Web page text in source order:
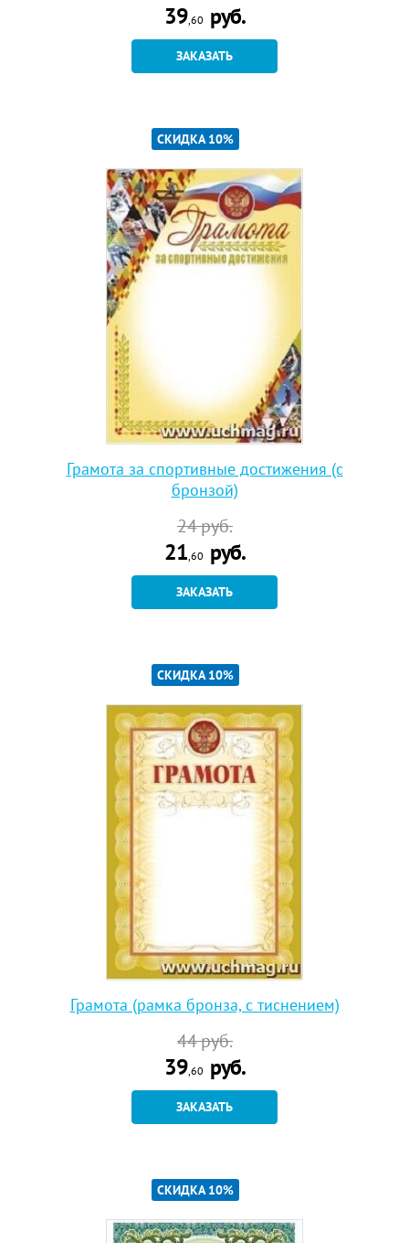
39,60 руб.
ЗАКАЗАТЬ
СКИДКА 10%
Грамота за спортивные достижения (с
бронзой)
24руб.
21,60 руб.
ЗАКАЗАТЬ
СКИДКА 10%
Грамота (рамка бронза, с тиснением)
44руб.
39,60 руб.
ЗАКАЗАТЬ
СКИДКА 10%